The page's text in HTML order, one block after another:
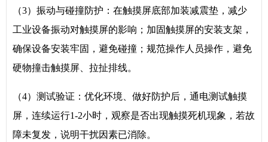
（3）振动与碰撞防护：在触摸屏底部加装减震垫，减少
工业设备振动对触摸屏的影响；加固触摸屏的安装支架，
确保设备安装牢固，避免碰撞；规范操作人员操作，避免
硬物撞击触摸屏、拉扯排线。
（4）测试验证：优化环境、做好防护后，通电测试触摸
屏，连续运行1-2小时，观察是否出现触摸死机现象，若故
障未复发，说明干扰因素已消除。